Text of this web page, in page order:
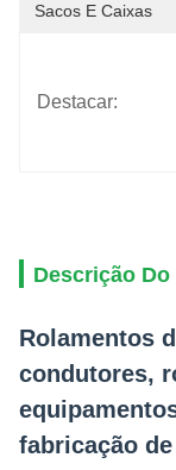
Sacos E Caixas
Destacar:
Descrição
Rolamentos
condutores,
fabricação